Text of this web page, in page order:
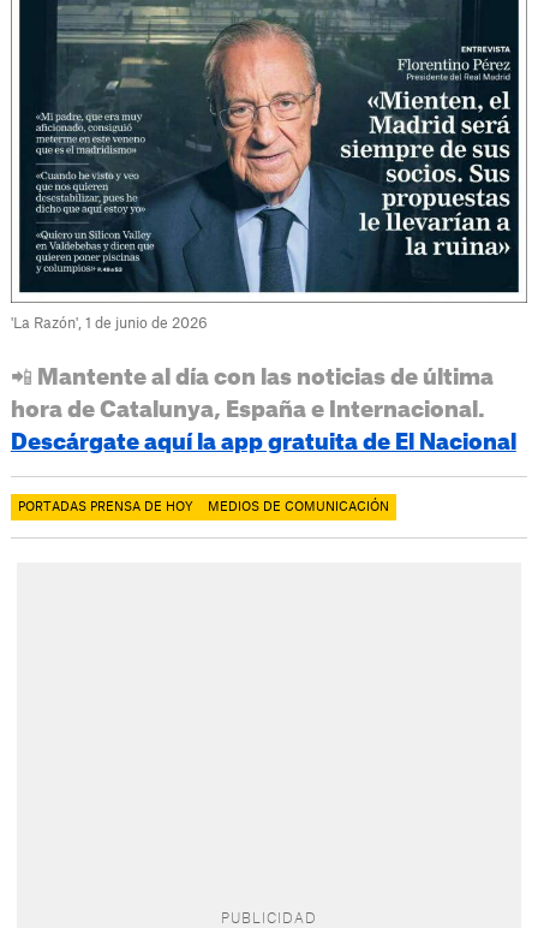
'La Razón', 1 de junio de 2026
📲 Mantente al día con las noticias de última
hora de Catalunya, España e Internacional.
Descárgate aquí la app gratuita de El Nacional
PORTADAS PRENSA DE HOY MEDIOS DE COMUNICACIÓN